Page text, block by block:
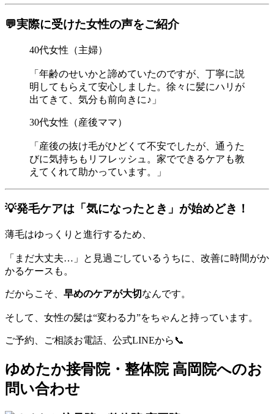
💬実際に受けた女性の声をご紹介
40代女性（主婦）
「年齢のせいかと諦めていたのですが、丁寧に説
明してもらえて安心しました。徐々に髪にハリが
出てきて、気分も前向きに♪」
30代女性（産後ママ）
「産後の抜け毛がひどくて不安でしたが、通うた
びに気持ちもリフレッシュ。家でできるケアも教
えてくれて助かっています。」
💡発毛ケアは「気になったとき」が始めどき！
薄毛はゆっくりと進行するため、
「まだ大丈夫…」と見過ごしているうちに、改善に時間がか
かるケースも。
だからこそ、 早めのケアが大切なんです。
そして、女性の髪は“変わる力”をちゃんと持っています。
ご予約、ご相談お電話、公式LINEから📞
ゆめたか接骨院・整体院 高岡院へのお
問い合わせ